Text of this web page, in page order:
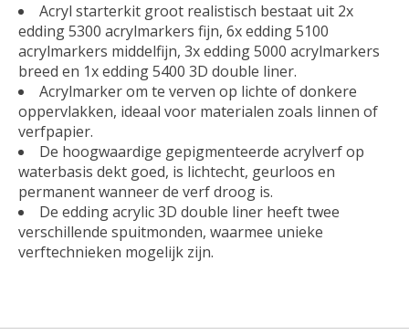
Acryl starterkit groot realistisch bestaat uit 2x
edding 5300 acrylmarkers fijn, 6x edding 5100
acrylmarkers middelfijn, 3x edding 5000 acrylmarkers
breed en 1x edding 5400 3D double liner.
Acrylmarker om te verven op lichte of donkere
oppervlakken, ideaal voor materialen zoals linnen of
verfpapier.
De hoogwaardige gepigmenteerde acrylverf op
waterbasis dekt goed, is lichtecht, geurloos en
permanent wanneer de verf droog is.
De edding acrylic 3D double liner heeft twee
verschillende spuitmonden, waarmee unieke
verftechnieken mogelijk zijn.